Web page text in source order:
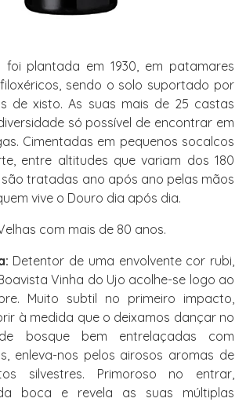
plantada em 1930, em patamares
sendo o solo suportado por
de xisto. As suas mais de 25 castas
só possível de encontrar em
Cimentadas em pequenos socalcos
entre altitudes que variam dos 180
são tratadas ano após ano pelas mãos
vive o Douro dia após dia.
com mais de 80 anos.
Detentor de uma envolvente cor rubi,
Vinha do Ujo acolhe-se logo ao
Muito subtil no primeiro impacto,
à medida que o deixamos dançar no
bosque bem entrelaçadas com
enleva-nos pelos airosos aromas de
silvestres. Primoroso no entrar,
boca e revela as suas múltiplas